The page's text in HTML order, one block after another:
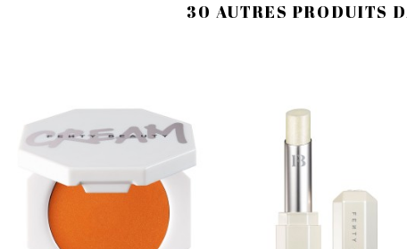
30 AUTRES PRODUITS